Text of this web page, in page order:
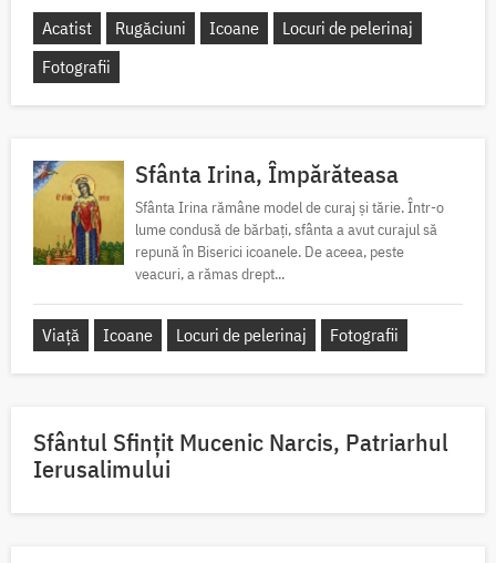
Acatist Rugăciuni Icoane
Locuri de pelerinaj
Fotografii
Sfânta Irina, Împărăteasa
Sfânta Irina rămâne model de curaj și tărie. Într-o
lume condusă de bărbați, sfânta a avut curajul să
repună în Biserici icoanele. De aceea, peste
veacuri, a rămas drept...
Viață Icoane Locuri de pelerinaj Fotografii
Sfântul Sfinţit Mucenic Narcis, Patriarhul
Ierusalimului